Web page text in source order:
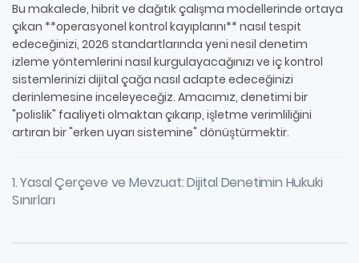
Bu makalede, hibrit ve dağıtık çalışma modellerinde ortaya
çıkan **operasyonel kontrol kayıplarını** nasıl tespit
edeceğinizi, 2026 standartlarında yeni nesil denetim
izleme yöntemlerini nasıl kurgulayacağınızı ve iç kontrol
sistemlerinizi dijital çağa nasıl adapte edeceğinizi
derinlemesine inceleyeceğiz. Amacımız, denetimi bir
"polislik" faaliyeti olmaktan çıkarıp, işletme verimliliğini
artıran bir "erken uyarı sistemine" dönüştürmektir.
1. Yasal Çerçeve ve Mevzuat: Dijital Denetimin Hukuki
Sınırları